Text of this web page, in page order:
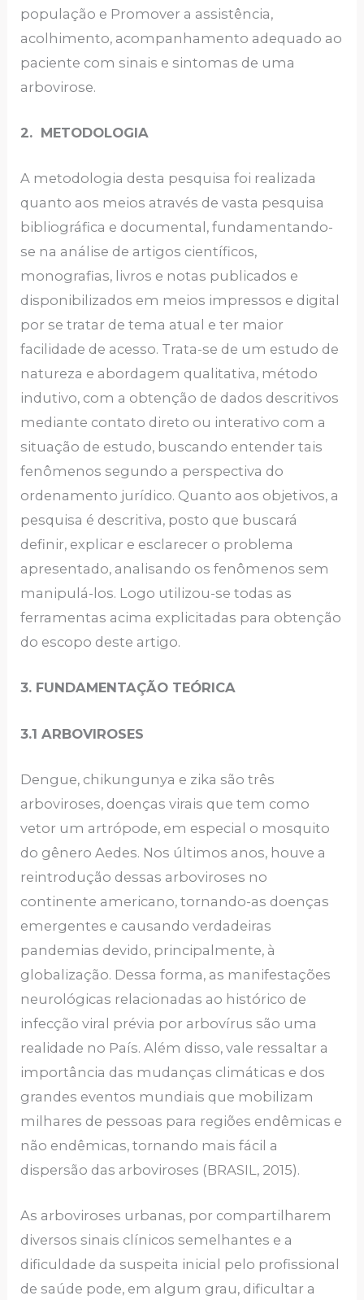
população e Promover a assistência,
acolhimento, acompanhamento adequado ao
paciente com sinais e sintomas de uma
arbovirose.
2. METODOLOGIA
A metodologia desta pesquisa foi realizada
quanto aos meios através de vasta pesquisa
bibliográfica e documental, fundamentando-
se na análise de artigos científicos,
monografias, livros e notas publicados e
disponibilizados em meios impressos e digital
por se tratar de tema atual e ter maior
facilidade de acesso. Trata-se de um estudo de
natureza e abordagem qualitativa, método
indutivo, com a obtenção de dados descritivos
mediante contato direto ou interativo com a
situação de estudo, buscando entender tais
fenômenos segundo a perspectiva do
ordenamento jurídico. Quanto aos objetivos, a
pesquisa é descritiva, posto que buscará
definir, explicar e esclarecer o problema
apresentado, analisando os fenômenos sem
manipulá-los. Logo utilizou-se todas as
ferramentas acima explicitadas para obtenção
do escopo deste artigo.
3. FUNDAMENTAÇÃO TEÓRICA
3.1 ARBOVIROSES
Dengue, chikungunya e zika são três
arboviroses, doenças virais que tem como
vetor um artrópode, em especial o mosquito
do gênero Aedes. Nos últimos anos, houve a
reintrodução dessas arboviroses no
continente americano, tornando-as doenças
emergentes e causando verdadeiras
pandemias devido, principalmente, à
globalização. Dessa forma, as manifestações
neurológicas relacionadas ao histórico de
infecção viral prévia por arbovírus são uma
realidade no País. Além disso, vale ressaltar a
importância das mudanças climáticas e dos
grandes eventos mundiais que mobilizam
milhares de pessoas para regiões endêmicas e
não endêmicas, tornando mais fácil a
dispersão das arboviroses (BRASIL, 2015).
As arboviroses urbanas, por compartilharem
diversos sinais clínicos semelhantes e a
dificuldade da suspeita inicial pelo profissional
de saúde pode, em algum grau, dificultar a